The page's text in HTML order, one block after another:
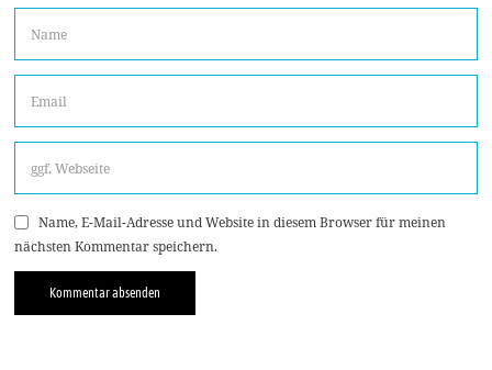
Name, E-Mail-Adresse und Website in diesem Browser für meinen
nächsten Kommentar speichern.